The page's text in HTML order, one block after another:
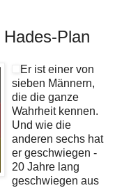
Plan
Er ist einer von
sieben Männern,
die die ganze
Wahrheit kennen.
Und wie die
anderen sechs hat
er geschwiegen -
20 Jahre lang
geschwiegen aus